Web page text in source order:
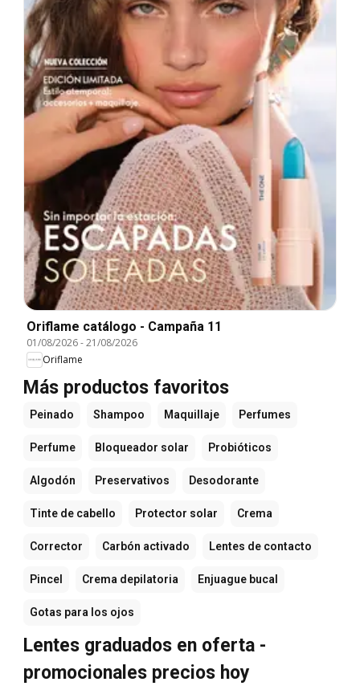
Oriflame catálogo - Campaña 11
01/08/2026-21/08/2026
Oriflame
Más productos favoritos
Peinado Shampoo Maquillaje Perfumes
Perfume Bloqueador solar Probióticos
Algodón Preservativos Desodorante
Tinte de cabello Protector solar Crema
Corrector Carbón activado Lentes de contacto
Pincel Crema depilatoria Enjuague bucal
Gotas para los ojos
Lentes graduados en oferta -
promocionales precios hoy